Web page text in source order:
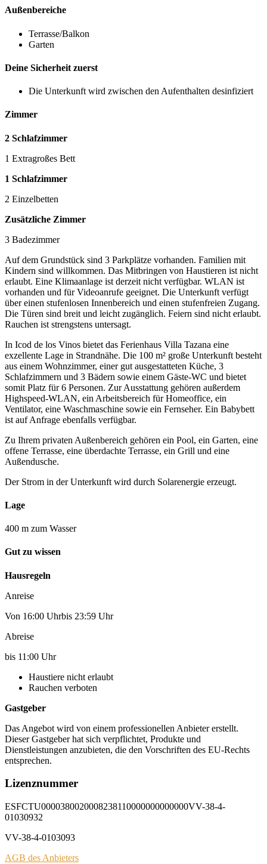
Außenbereiche
Terrasse/Balkon
Garten
Deine Sicherheit zuerst
Die Unterkunft wird zwischen den Aufenthalten desinfiziert
Zimmer
2 Schlafzimmer
1 Extragroßes Bett
1 Schlafzimmer
2 Einzelbetten
Zusätzliche Zimmer
3 Badezimmer
Auf dem Grundstück sind 3 Parkplätze vorhanden. Familien mit
Kindern sind willkommen. Das Mitbringen von Haustieren ist nicht
erlaubt. Eine Klimaanlage ist derzeit nicht verfügbar. WLAN ist
vorhanden und für Videoanrufe geeignet. Die Unterkunft verfügt
über einen stufenlosen Innenbereich und einen stufenfreien Zugang.
Die Türen sind breit und leicht zugänglich. Feiern sind nicht erlaubt.
Rauchen ist strengstens untersagt.
In Icod de los Vinos bietet das Ferienhaus Villa Tazana eine
exzellente Lage in Strandnähe. Die 100 m² große Unterkunft besteht
aus einem Wohnzimmer, einer gut ausgestatteten Küche, 3
Schlafzimmern und 3 Bädern sowie einem Gäste-WC und bietet
somit Platz für 6 Personen. Zur Ausstattung gehören außerdem
Highspeed-WLAN, ein Arbeitsbereich für Homeoffice, ein
Ventilator, eine Waschmaschine sowie ein Fernseher. Ein Babybett
ist auf Anfrage ebenfalls verfügbar.
Zu Ihrem privaten Außenbereich gehören ein Pool, ein Garten, eine
offene Terrasse, eine überdachte Terrasse, ein Grill und eine
Außendusche.
Der Strom in der Unterkunft wird durch Solarenergie erzeugt.
Lage
400 m zum Wasser
Gut zu wissen
Hausregeln
Anreise
Von 16:00 Uhrbis 23:59 Uhr
Abreise
bis 11:00 Uhr
Haustiere nicht erlaubt
Rauchen verboten
Gastgeber
Das Angebot wird von einem professionellen Anbieter erstellt.
Dieser Gastgeber hat sich verpflichtet, Produkte und
Dienstleistungen anzubieten, die den Vorschriften des EU-Rechts
entsprechen.
Lizenznummer
ESFCTU0000380020008238110000000000000VV-38-4-
01030932
VV-38-4-0103093
AGB des Anbieters